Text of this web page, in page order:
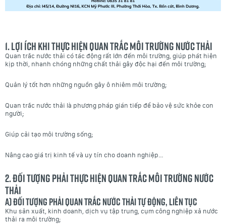
1. Lợi ích khi thực hiện Quan trắc môi trường nước thải
Quan trắc nước thải có tác động rất lớn đến môi trường, giúp phát hiện
kịp thời, nhanh chóng những chất thải gây độc hại đến môi trường;
Quản lý tốt hơn những nguồn gây ô nhiêm môi trường;
Quan trắc nước thải là phương pháp gián tiếp để bảo vệ sức khỏe con
người;
Giúp cải tạo môi trường sống;
Nâng cao giá trị kinh tế và uy tín cho doanh nghiệp…
2. Đối tượng phải thực hiện quan trắc môi trường nước
thải
a) Đối tượng phải quan trắc nước thải tự động, liên tục
Khu sản xuất, kinh doanh, dịch vụ tập trung, cụm công nghiệp xả nước
thải ra môi trường;